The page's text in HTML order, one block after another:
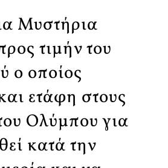
Μυστήρια
τιμήν του
ο οποίος
ετάφη στους
Ολύμπου για
κατά την